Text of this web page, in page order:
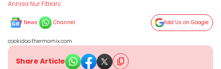
Annisa Nur Fitriani
News Channel Add Us on Google
cookidoo.thermomix.com
Share Article